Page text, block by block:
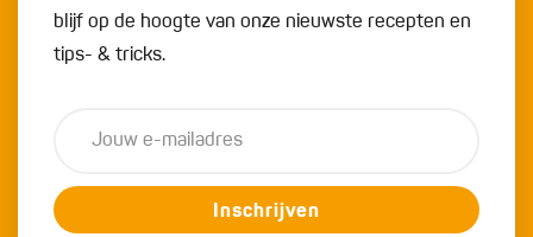
blijf op de hoogte van onze nieuwste recepten en
tips- & tricks.
Inschrijven